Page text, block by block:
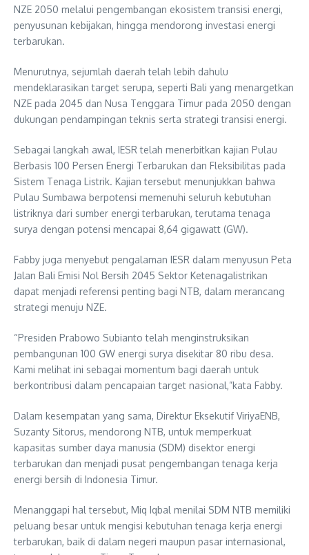
NZE 2050 melalui pengembangan ekosistem transisi energi,
penyusunan kebijakan, hingga mendorong investasi energi
terbarukan.
Menurutnya, sejumlah daerah telah lebih dahulu
mendeklarasikan target serupa, seperti Bali yang menargetkan
NZE pada 2045 dan Nusa Tenggara Timur pada 2050 dengan
dukungan pendampingan teknis serta strategi transisi energi.
Sebagai langkah awal, IESR telah menerbitkan kajian Pulau
Berbasis 100 Persen Energi Terbarukan dan Fleksibilitas pada
Sistem Tenaga Listrik. Kajian tersebut menunjukkan bahwa
Pulau Sumbawa berpotensi memenuhi seluruh kebutuhan
listriknya dari sumber energi terbarukan, terutama tenaga
surya dengan potensi mencapai 8,64 gigawatt (GW).
Fabby juga menyebut pengalaman IESR dalam menyusun Peta
Jalan Bali Emisi Nol Bersih 2045 Sektor Ketenagalistrikan
dapat menjadi referensi penting bagi NTB, dalam merancang
strategi menuju NZE.
“Presiden Prabowo Subianto telah menginstruksikan
pembangunan 100 GW energi surya disekitar 80 ribu desa.
Kami melihat ini sebagai momentum bagi daerah untuk
berkontribusi dalam pencapaian target nasional,”kata Fabby.
Dalam kesempatan yang sama, Direktur Eksekutif ViriyaENB,
Suzanty Sitorus, mendorong NTB, untuk memperkuat
kapasitas sumber daya manusia (SDM) disektor energi
terbarukan dan menjadi pusat pengembangan tenaga kerja
energi bersih di Indonesia Timur.
Menanggapi hal tersebut, Miq Iqbal menilai SDM NTB memiliki
peluang besar untuk mengisi kebutuhan tenaga kerja energi
terbarukan, baik di dalam negeri maupun pasar internasional,